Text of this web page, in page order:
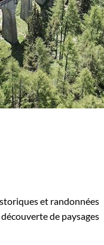
et randonnées
de paysages